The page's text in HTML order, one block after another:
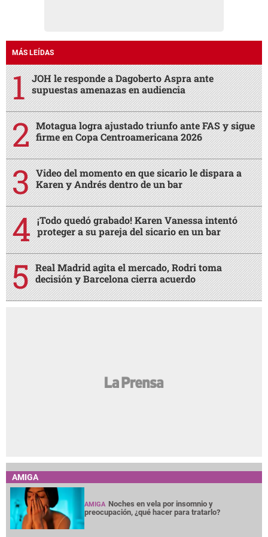
MÁS LEÍDAS
JOH le responde a Dagoberto Aspra ante
supuestas amenazas en audiencia
Motagua logra ajustado triunfo ante FAS y sigue
firme en Copa Centroamericana 2026
Video del momento en que sicario le dispara a
Karen y Andrés dentro de un bar
¡Todo quedó grabado! Karen Vanessa intentó
proteger a su pareja del sicario en un bar
Real Madrid agita el mercado, Rodri toma
decisión y Barcelona cierra acuerdo
AMIGA
AMIGA Noches en vela por insomnio y
preocupación, ¿qué hacer para tratarlo?